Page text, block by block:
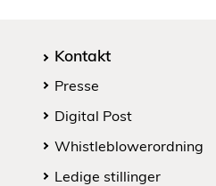
Kontakt
Presse
Digital Post
Whistleblowerordning
Ledige stillinger